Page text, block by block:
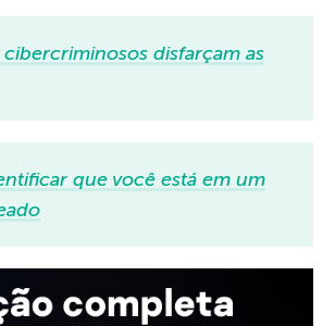
disfarçam as
que você está em um